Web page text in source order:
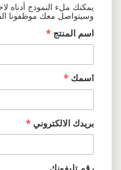
يمكنك ملء النموذج أدناه
وسيتواصل معك موظفونا
اسم المنتج *
اسمك *
بريدك الالكتروني *